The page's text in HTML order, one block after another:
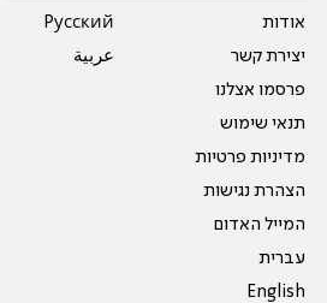
אודות
יצירת קשר
פרסמו אצלנו
תנאי שימוש
מדיניות פרטיות
הצהרת נגישות
המייל האדום
עברית
English
Pусский
عربية